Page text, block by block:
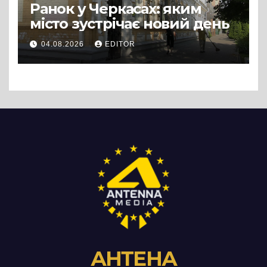
Ранок у Черкасах: яким
місто зустрічає новий день
04.08.2026 EDITOR
АНТЕНА